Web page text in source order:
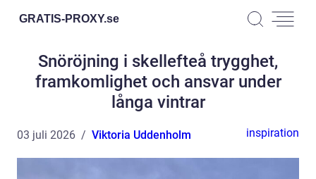
GRATIS-PROXY.se
Snöröjning i skellefteå trygghet,
framkomlighet och ansvar under
långa vintrar
03 juli 2026 Viktoria Uddenholm inspiration